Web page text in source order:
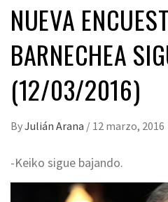
NUEVA
BARNECHEA
(12/03/2016)
ByJulián Arana / 12 marzo, 2016
-Keiko sigue bajando.